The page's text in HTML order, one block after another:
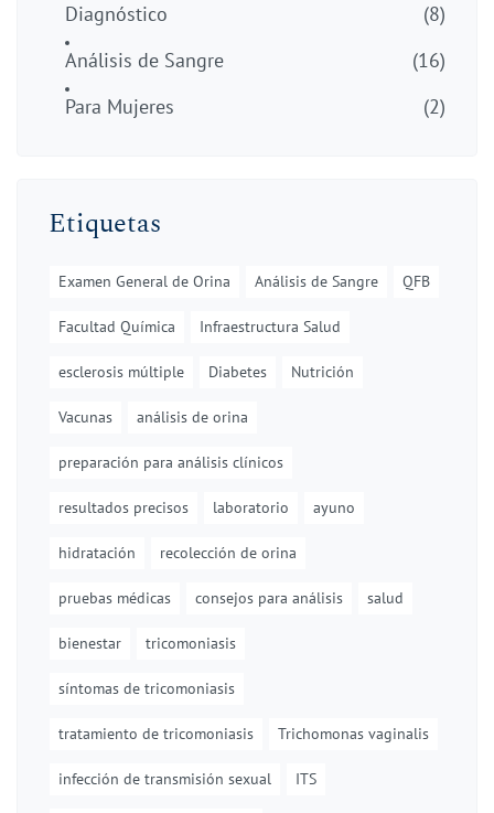
Diagnóstico
(8)
Análisis de Sangre
(16)
Para Mujeres
(2)
Etiquetas
Examen General de Orina Análisis de Sangre QFB
Facultad Química Infraestructura Salud
esclerosis múltiple Diabetes Nutrición
Vacunas análisis de orina
preparación para análisis clínicos
resultados precisos laboratorio ayuno
hidratación recolección de orina
pruebas médicas consejos para análisis salud
bienestar tricomoniasis
síntomas de tricomoniasis
tratamiento de tricomoniasis Trichomonas vaginalis
infección de transmisión sexual ITS